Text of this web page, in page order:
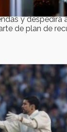
y despedirá
de plan de